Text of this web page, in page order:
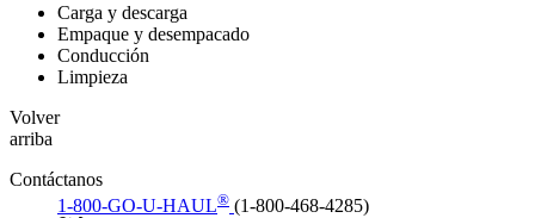
Carga y descarga
Empaque y desempacado
Conducción
Limpieza
Volver
arriba
Contáctanos
1-800-GO-U-HAUL® (1-800-468-4285)